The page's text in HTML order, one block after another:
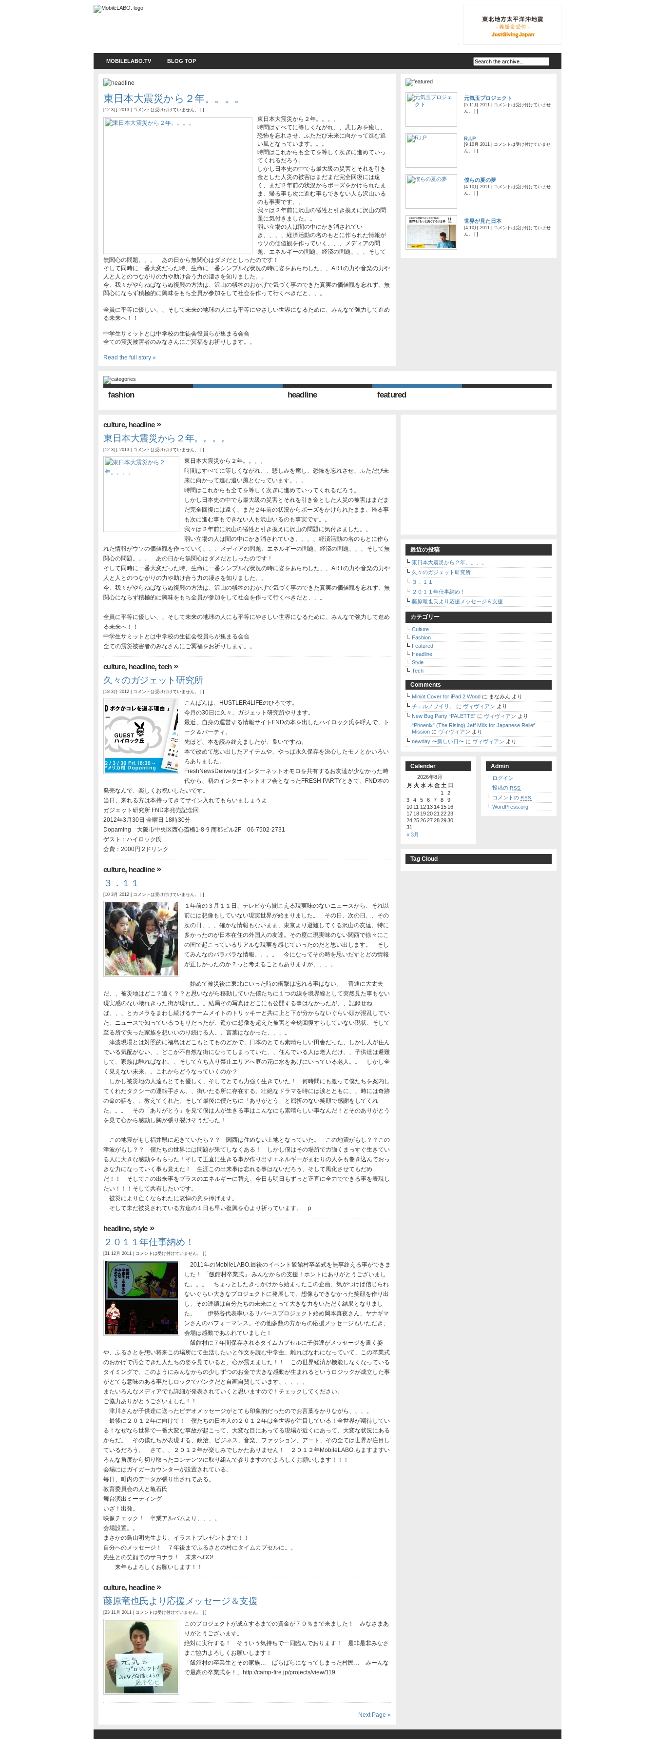
MOBILELABO.TV BLOG TOP
東日本大震災から２年。。。。
[12 3月 2013 | コメントは受け付けていません。 | ]
東日本大震災から２年。。。。
時間はすべてに等しくながれ、、悲しみを癒し、
恐怖を忘れさせ、ふただび未来に向かって進む追
い風となっています。。。
時間はこれからも全てを等しく次ぎに進めていっ
てくれるだろう。
しかし日本史の中でも最大級の災害とそれを引き
金とした人災の被害はまだまだ完全回復には遠
く、まだ２年前の状況からポーズをかけられたま
ま、帰る事も次に進む事もできない人も沢山いる
のも事実です。。
我々は２年前に沢山の犠牲と引き換えに沢山の問
題に気付きました。。
弱い立場の人は闇の中にかき消されてい
き、、、、経済活動の名のもとに作られた情報が
ウソの価値観を作っていく、、、メディアの問
題、エネルギーの問題、経済の問題、、、そして
無関心の問題。。。 あの日から無関心はダメだとしったのです！
そして同時に一番大変だった時、生命に一番シンプルな状況の時に姿をあらわした、、ARTの力や音楽の力や
人と人とのつながりの力や助け合う力の凄さを知りました。。
今、我々がやらねばならぬ復興の方法は、沢山の犠牲のおかげで気づく事のできた真実の価値観を忘れず、無
関心にならず積極的に興味をもち全員が参加をして社会を作って行くべきだと、、。
全員に平等に優しい、、そして未来の地球の人にも平等にやさしい世界になるために、みんなで強力して進め
る未来へ！！
中学生サミットとは中学校の生徒会役員らが集まる会合
全ての震災被害者のみなさんにご冥福をお祈りします。。
Read the full story »
元気玉プロジェクト
[5 11月 2011 | コメントは受け付けていませ
ん。
| ]
R.I.P
[9 10月 2011 | コメントは受け付けていませ
ん。
| ]
僕らの夏の夢
[4 10月 2011 | コメントは受け付けていませ
ん。
| ]
世界が見た日本
[4 10月 2011 | コメントは受け付けていませ
ん。
| ]
fashion headline featured
culture, headline»
東日本大震災から２年。。。。
[12 3月 2013 | コメントは受け付けていません。 | ]
東日本大震災から２年。。。。
時間はすべてに等しくながれ、、悲しみを癒し、恐怖を忘れさせ、ふただび未
来に向かって進む追い風となっています。。。
時間はこれからも全てを等しく次ぎに進めていってくれるだろう。
しかし日本史の中でも最大級の災害とそれを引き金とした人災の被害はまだま
だ完全回復には遠く、まだ２年前の状況からポーズをかけられたまま、帰る事
も次に進む事もできない人も沢山いるのも事実です。。
我々は２年前に沢山の犠牲と引き換えに沢山の問題に気付きました。。
弱い立場の人は闇の中にかき消されていき、、、、経済活動の名のもとに作ら
れた情報がウソの価値観を作っていく、、、メディアの問題、エネルギーの問題、経済の問題、、、そして無
関心の問題。。。 あの日から無関心はダメだとしったのです！
そして同時に一番大変だった時、生命に一番シンプルな状況の時に姿をあらわした、、ARTの力や音楽の力や
人と人とのつながりの力や助け合う力の凄さを知りました。。
今、我々がやらねばならぬ復興の方法は、沢山の犠牲のおかげで気づく事のできた真実の価値観を忘れず、無
関心にならず積極的に興味をもち全員が参加をして社会を作って行くべきだと、、。
全員に平等に優しい、、そして未来の地球の人にも平等にやさしい世界になるために、みんなで強力して進め
る未来へ！！
中学生サミットとは中学校の生徒会役員らが集まる会合
全ての震災被害者のみなさんにご冥福をお祈りします。。
culture, headline,tech»
久々のガジェット研究所
[18 3月 2012 | コメントは受け付けていません。 | ]
こんばんは、HUSTLER4LIFEのひろです。
今月の30日に久々、ガジェット研究所やります。
最近、自身の運営する情報サイトFNDの本を出したハイロック氏を呼んで、ト
ーク＆パーティ。
先ほど、本を読み終えましたが、良いですね。
本で改めて思い出したアイテムや、やっぱ永久保存を決心したモノとかいろい
ろありました。
FreshNewsDeliveryはインターネットオモロを共有するお友達が少なかった時
代から、初のインターネットオフ会となったFRESH PARTYときて、FND本の
発売なんで、楽しくお祝いしたいです。
当日、来れる方は本持ってきてサイン入れてもらいましょうよ
ガジェット研究所 FND本発売記念回
2012年3月30日 金曜日 18時30分
Dopaming 大阪市中央区西心斎橋1-8-9 商都ビル2F 06-7502-2731
ゲスト：ハイロック氏
会費：2000円 2ドリンク
culture, headline»
３．１１
[10 3月 2012 | コメントは受け付けていません。 | ]
１年前の３月１１日、テレビから聞こえる現実味のないニュースから、それ以
前には想像もしていない現実世界が始まりました。 その日、次の日、、その
次の日、、、確かな情報もないまま、東京より避難してくる沢山の友達、特に
多かったのが日本在住の外国人の友達。その度に現実味のない関西で徐々にこ
の国で起こっているリアルな現実を感じていったのだと思い出します。 そし
てみんなのバラバラな情報。。。。 今になってその時を思いだすとどの情報
が正しかったのか？っと考えることもありますが、、、。
始めて被災後に東北にいった時の衝撃は忘れる事はない。 普通に大丈夫
だ、、被災地はどこ？遠く？？と思いながら移動していた僕たちに１つの線を境界線として突然見た事もない
現実感のない壊れきった街が現れた。。結局その写真はどこにも公開する事はなかったが、、記録せね
ば、、、とカメラをまわし続けるチームメイトのトリッキーと共に上と下が分からないぐらい頭が混乱してい
た、ニュースで知っているつもりだったが、遥かに想像を超えた被害と全然回復すらしていない現状、そして
至る所で失った家族を想いいのり続ける人、、言葉はなかった、、、。
津波現場とは対照的に福島はどこもとてものどかで、日本のとても素晴らしい田舎だった、しかし人が住ん
でいる気配がない、、どこか不自然な街になってしまっていた、、住んでいる人は老人だけ、、子供達は避難
して、家族は離ればなれ、、そして立ち入り禁止エリアへ庭の花に水をあげにいっている老人。。 しかし全
く見えない未来。。これからどうなっていくのか？
しかし被災地の人達もとても優しく、そしてとても力強く生きていた！ 何時間にも渡って僕たちを案内し
てくれたタクシーの運転手さん、、街いたる所に存在する、壮絶なドラマを時には涙とともに、、時には奇跡
の命の話を、、教えてくれた。そして最後に僕たちに「ありがとう」と屈折のない笑顔で感謝をしてくれ
た。。。 その「ありがとう」を見て僕は人が生きる事はこんなにも素晴らしい事なんだ！とそのありがとう
を見て心から感動し胸が張り裂けそうだった！
この地震がもし福井県に起きていたら？？ 関西は住めない土地となっていた。 この地震がもし？？この
津波がもし？？ 僕たちの世界には問題が果てしなくある！ しかし僕はその場所で力強くまっすぐ生きてい
る人に大きな感動をもらった！そして正直に生きる事が作り出すエネルギーがまわりの人をも巻き込んでおっ
きな力になっていく事も覚えた！ 生涯この出来事は忘れる事はないだろう、そして風化させてもだめ
だ！！ そしてこの出来事をプラスのエネルギーに替え、今日も明日もずっと正直に全力でできる事を表現し
たい！！！そして共有したいです。
被災により亡くなられたに哀悼の意を捧げます。
そして未だ被災されている方達の１日も早い復興を心より祈っています。 p
headline,style»
２０１１年仕事納め！
[31 12月 2011 | コメントは受け付けていません。 | ]
2011年のMobileLABO.最後のイベント飯館村卒業式を無事終える事ができま
した！ 「飯館村卒業式」 みんなからの支援！ホントにありがとうございまし
た。。。 ちょっとしたきっかけから始まったこの企画、気がつけば信じられ
ないぐらい大きなプロジェクトに発展して、想像もできなかった笑顔を作り出
し、その連鎖は自分たちの未来にとって大きな力をいただく結果となりまし
た。 伊勢谷代表率いるリバースプロジェクト始め岡本真夜さん、ヤナギマ
ンさんのパフォーマンス。その他多数の方からの応援メッセージもいただき、
会場は感動であふれていました！
飯館村に７年間保存されるタイムカプセルに子供達がメッセージを書く姿
や、ふるさとを想い将来この場所にて生活したいと作文を読む中学生、離ればなれになっていて、この卒業式
のおかげで再会できた人たちの姿を見ていると、心が震えました！！ この世界経済が機能しなくなっている
タイミングで、このようにみんなからの少しずつのお金で大きな感動が生まれるというロジックが成立した事
がとても意味のある事だしロックでパンクだと自画自賛しています、、、。。
またいろんなメディアでも詳細が発表されていくと思いますので！チェックしてください。
ご協力ありがとうございました！！
津川さんが子供達に送ったビデオメッセージがとても印象的だったのでお言葉をかりながら、、、。
最後に２０１２年に向けて！ 僕たちの日本人の２０１２年は全世界が注目している！全世界が期待してい
る！なぜなら世界で一番大変な事故が起こって、大変な目にあってる現場が近くにあって、大変な状況にある
からだ。 その僕たちが表現する、政治、ビジネス、音楽、ファッション、アート、その全ては世界が注目し
ているだろう。 さて、、２０１２年が楽しみでしかたありません！ ２０１２年MobileLABO.もますますい
ろんな角度から切り取ったコンテンツに取り組んで参りますのでよろしくお願いします！！！
会場にはガイガーカウンターが設置されている。
毎日、町内のデータが張り出されてある。
教育委員会の人と亀石氏
舞台演出ミーティング
いざ！出発。
映像チェック！ 卒業アルバムより、、、。
会場設置。。
まさかの鳥山明先生より、イラストプレゼントまで！！
自分へのメッセージ！ ７年後までふるさとの村にタイムカプセルに。。
先生との笑顔でのサヨナラ！ 未来へGO!
来年もよろしくお願いします！！
culture, headline»
藤原竜也氏より応援メッセージ＆支援
[23 11月 2011 | コメントは受け付けていません。 | ]
このプロジェクトが成立するまでの資金が７０％まで来ました！ みなさまあ
りがとうございます。
絶対に実行する！ そういう気持ちで一同臨んでおります！ 是非是非みなさ
まご協力よろしくお願いします！
「飯舘村の卒業生とその家族… ばらばらになってしまった村民… みーんな
で最高の卒業式を！」http://camp-fire.jp/projects/view/119
Next Page »
最近の投稿
東日本大震災から２年。。。。
久々のガジェット研究所
３．１１
２０１１年仕事納め！
藤原竜也氏より応援メッセージ＆支援
カテゴリー
Culture
Fashion
Featured
Headline
Style
Tech
Comments
Miniot Cover for iPad 2 Wood に まなみん より
チェルノブイリ。
に ヴィヴィアン より
New Bug Party “PALETTE” に ヴィヴィアン より
“Phoenix” (The Rising) Jeff Mills for Japanese Relief
Mission に ヴィヴィアン より
newday 〜新しい日〜 に ヴィヴィアン より
Calender
2026年8月
月 火 水 木 金 土 日
« 3月
1
2
3
4 5 6 7 8
9
10 11 12 13 14 15 16
17 18 192021 2223
24252627282930
31
Admin
ログイン
投稿の RSS
コメントの RSS
WordPress.org
Tag Cloud